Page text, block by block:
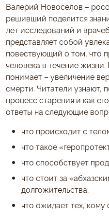
Валерий Новоселов –
решивший поделится
лет исследований и
представляет собой
повествующий о том, что
человека в течение
понимает – увеличение
смерти. Читатели узнают,
процесс старения и как
ответы на следующие
что происходит с
что такое
что способствует
что стоит за
долгожительства;
что ожидает тех, кому